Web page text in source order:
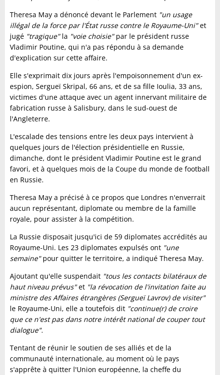
Theresa May a dénoncé devant le Parlement "un usage
illégal de la force par l'État russe contre le Royaume-Uni"et
jugé "tragique"la "voie choisie"par le président russe
Vladimir Poutine, qui n'a pas répondu à sa demande
d'explication sur cette affaire.
Elle s'exprimait dix jours après l'empoisonnement d'un ex-
espion, Sergueï Skripal, 66 ans, et de sa fille Ioulia, 33 ans,
victimes d'une attaque avec un agent innervant militaire de
fabrication russe à Salisbury, dans le sud-ouest de
l'Angleterre.
L'escalade des tensions entre les deux pays intervient à
quelques jours de l'élection présidentielle en Russie,
dimanche, dont le président Vladimir Poutine est le grand
favori, et à quelques mois de la Coupe du monde de football
en Russie.
Theresa May a précisé à ce propos que Londres n'enverrait
aucun représentant, diplomate ou membre de la famille
royale, pour assister à la compétition.
La Russie disposait jusqu'ici de 59 diplomates accrédités au
Royaume-Uni. Les 23 diplomates expulsés ont "une
semaine"pour quitter le territoire, a indiqué Theresa May.
Ajoutant qu'elle suspendait "tous les contacts bilatéraux de
haut niveau prévus"et "la révocation de l'invitation faite au
ministre des Affaires étrangères (Sergueï Lavrov) de visiter"
le Royaume-Uni, elle a toutefois dit "continue(r) de croire
que ce n'est pas dans notre intérêt national de couper tout
dialogue".
Tentant de réunir le soutien de ses alliés et de la
communauté internationale, au moment où le pays
s'apprête à quitter l'Union européenne, la cheffe du